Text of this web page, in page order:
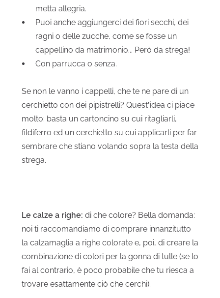
metta allegria.
Puoi anche aggiungerci dei fiori secchi, dei
ragni o delle zucche, come se fosse un
cappellino da matrimonio... Però da strega!
Con parrucca o senza.
Se non le vanno i cappelli, che te ne pare di un
cerchietto con dei pipistrelli? Quest’idea ci piace
molto: basta un cartoncino su cui ritagliarli,
fildiferro ed un cerchietto su cui applicarli per far
sembrare che stiano volando sopra la testa della
strega.
Le calze a righe: di che colore? Bella domanda:
noi ti raccomandiamo di comprare innanzitutto
la calzamaglia a righe colorate e, poi, di creare la
combinazione di colori per la gonna di tulle (se lo
fai al contrario, è poco probabile che tu riesca a
trovare esattamente ciò che cerchi).